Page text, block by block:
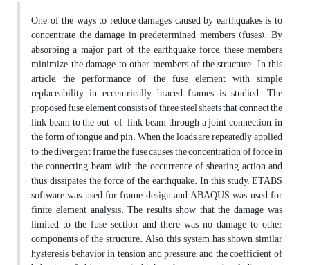
One of the ways to reduce damages caused by earthquakes is to
concentrate the damage in predetermined members (fuses). By
absorbing a major part of the earthquake force, these members
minimize the damage to other members of the structure. In this
article, the performance of the fuse element with simple
replaceability in eccentrically braced frames is studied. The
proposed fuse element consists of three steel sheets that connect the
link beam to the out-of-link beam through a joint connection, in
the form of tongue and pin. When the loads are repeatedly applied
to the divergent frame, the fuse causes the concentration of force in
the connecting beam with the occurrence of shearing action and
thus dissipates the force of the earthquake. In this study, ETABS
software was used for frame design and ABAQUS was used for
finite element analysis. The results show that the damage was
limited to the fuse section, and there was no damage to other
components of the structure. Also, this system has shown similar
hysteresis behavior in tension and pressure, and the coefficient of